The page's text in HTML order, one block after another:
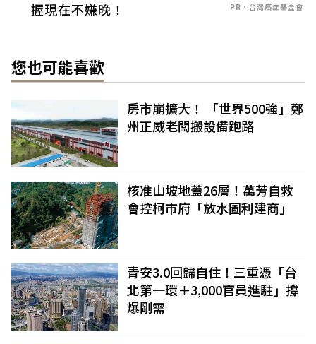
握現在不嫌晚！
PR．台灣癌症基金會
您也可能喜歡
房市崩擴大！ 「世界500強」鄭
州正威老闆搬設備跑路
核准山坡地蓋26層！萬芳自救
會控柯市府「放水圖利建商」
青安3.0回歸自住！三重憑「台
北第一環＋3,000官員進駐」撐
爆剛需